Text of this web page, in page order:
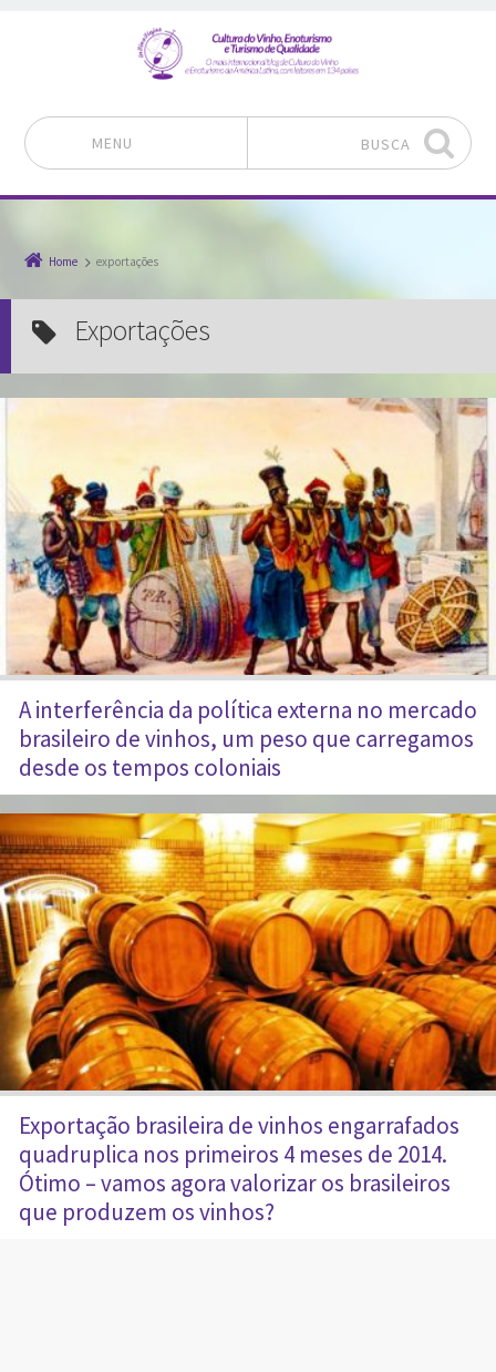
MENU BUSCA
Home exportações
exportações
A interferência da política externa no mercado
brasileiro de vinhos, um peso que carregamos
desde os tempos coloniais
Exportação brasileira de vinhos engarrafados
quadruplica nos primeiros 4 meses de 2014.
Ótimo – vamos agora valorizar os brasileiros
que produzem os vinhos?